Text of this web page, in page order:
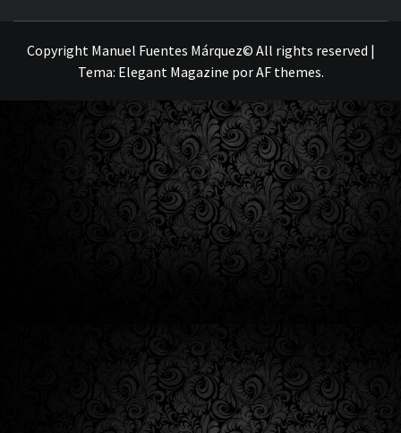
Copyright Manuel Fuentes Márquez© All rights reserved |
Tema: Elegant Magazine porAF themes.